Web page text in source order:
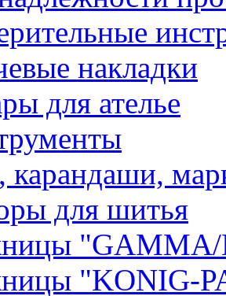
накладки
для ателье
карандаши,
для шитья
"GAMMA/
"KONIG-